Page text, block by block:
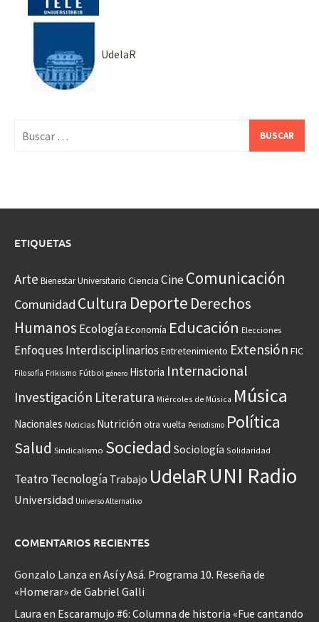
UdelaR
ETIQUETAS
Arte Bienestar Universitario Ciencia CineComunicación
Comunidad Cultura Deporte Derechos
Humanos EcologíaEconomía Educación Elecciones
Enfoques Interdisciplinarios Entretenimiento Extensión FIC
Filosofía Frikismo Fútbol género Historia Internacional
Investigación Literatura Miércoles de Música Música
Nacionales Noticias Nutrición otra vuelta Periodismo Política
Salud Sindicalismo Sociedad Sociología Solidaridad
Teatro Tecnología Trabajo UdelaRUNI Radio
Universidad Universo Alternativo
COMENTARIOS RECIENTES
Gonzalo Lanza en Así y Asá. Programa 10. Reseña de
«Homerar» de Gabriel Galli
Laura en Escaramujo #6: Columna de historia «Fue cantando